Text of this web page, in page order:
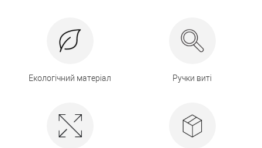
Екологічний матеріал Ручки виті